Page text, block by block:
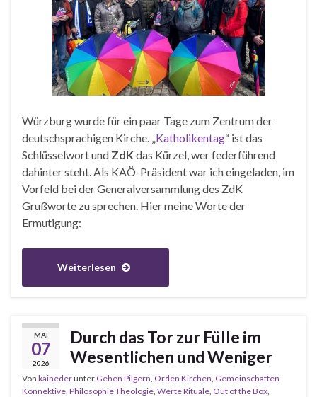
Würzburg wurde für ein paar Tage zum Zentrum der
deutschsprachigen Kirche. „ Katholikentag“ ist das
Schlüsselwort und ZdK das Kürzel, wer federführend
dahinter steht. Als KAÖ-Präsident war ich eingeladen, im
Vorfeld bei der Generalversammlung des ZdK
Grußworte zu sprechen. Hier meine Worte der
Ermutigung:
Weiterlesen
MAI
07
2026
Durch das Tor zur Fülle im
Wesentlichen und Weniger
Von kainederunter Gehen Pilgern Orden Kirchen Gemeinschaften
Konnektive Philosophie Theologie Werte Rituale Out of the Box